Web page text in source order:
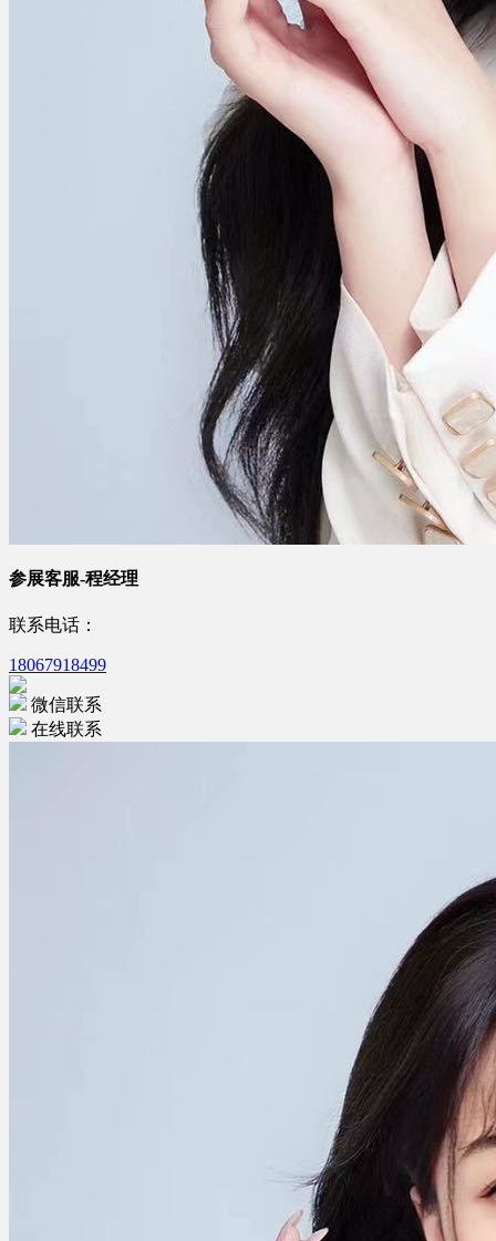
参展客服-程经理
联系电话：
18067918499
微信联系
在线联系